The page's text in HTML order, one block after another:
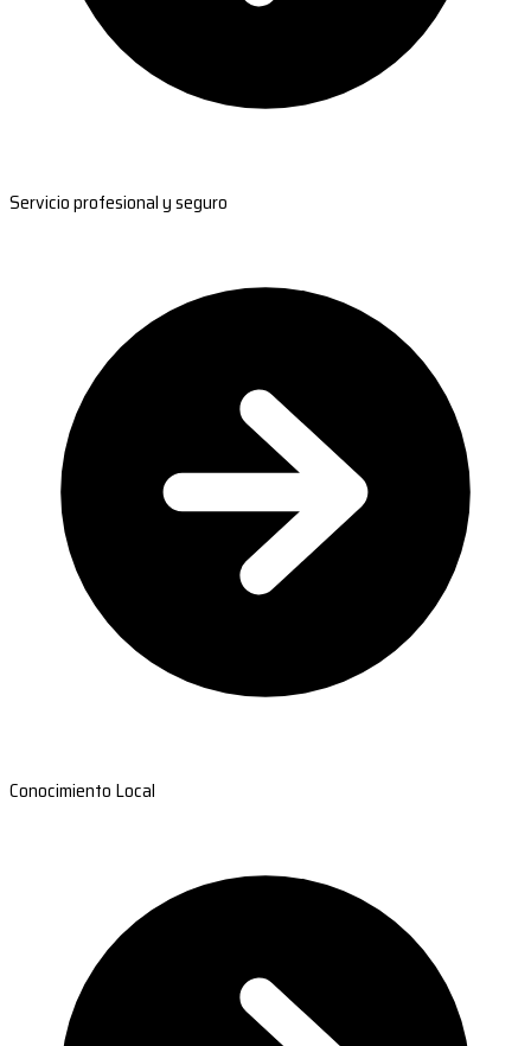
Servicio profesional y seguro
Conocimiento Local